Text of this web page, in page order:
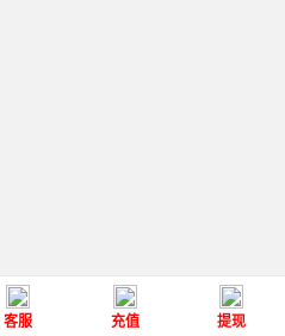
客服 充值 提现